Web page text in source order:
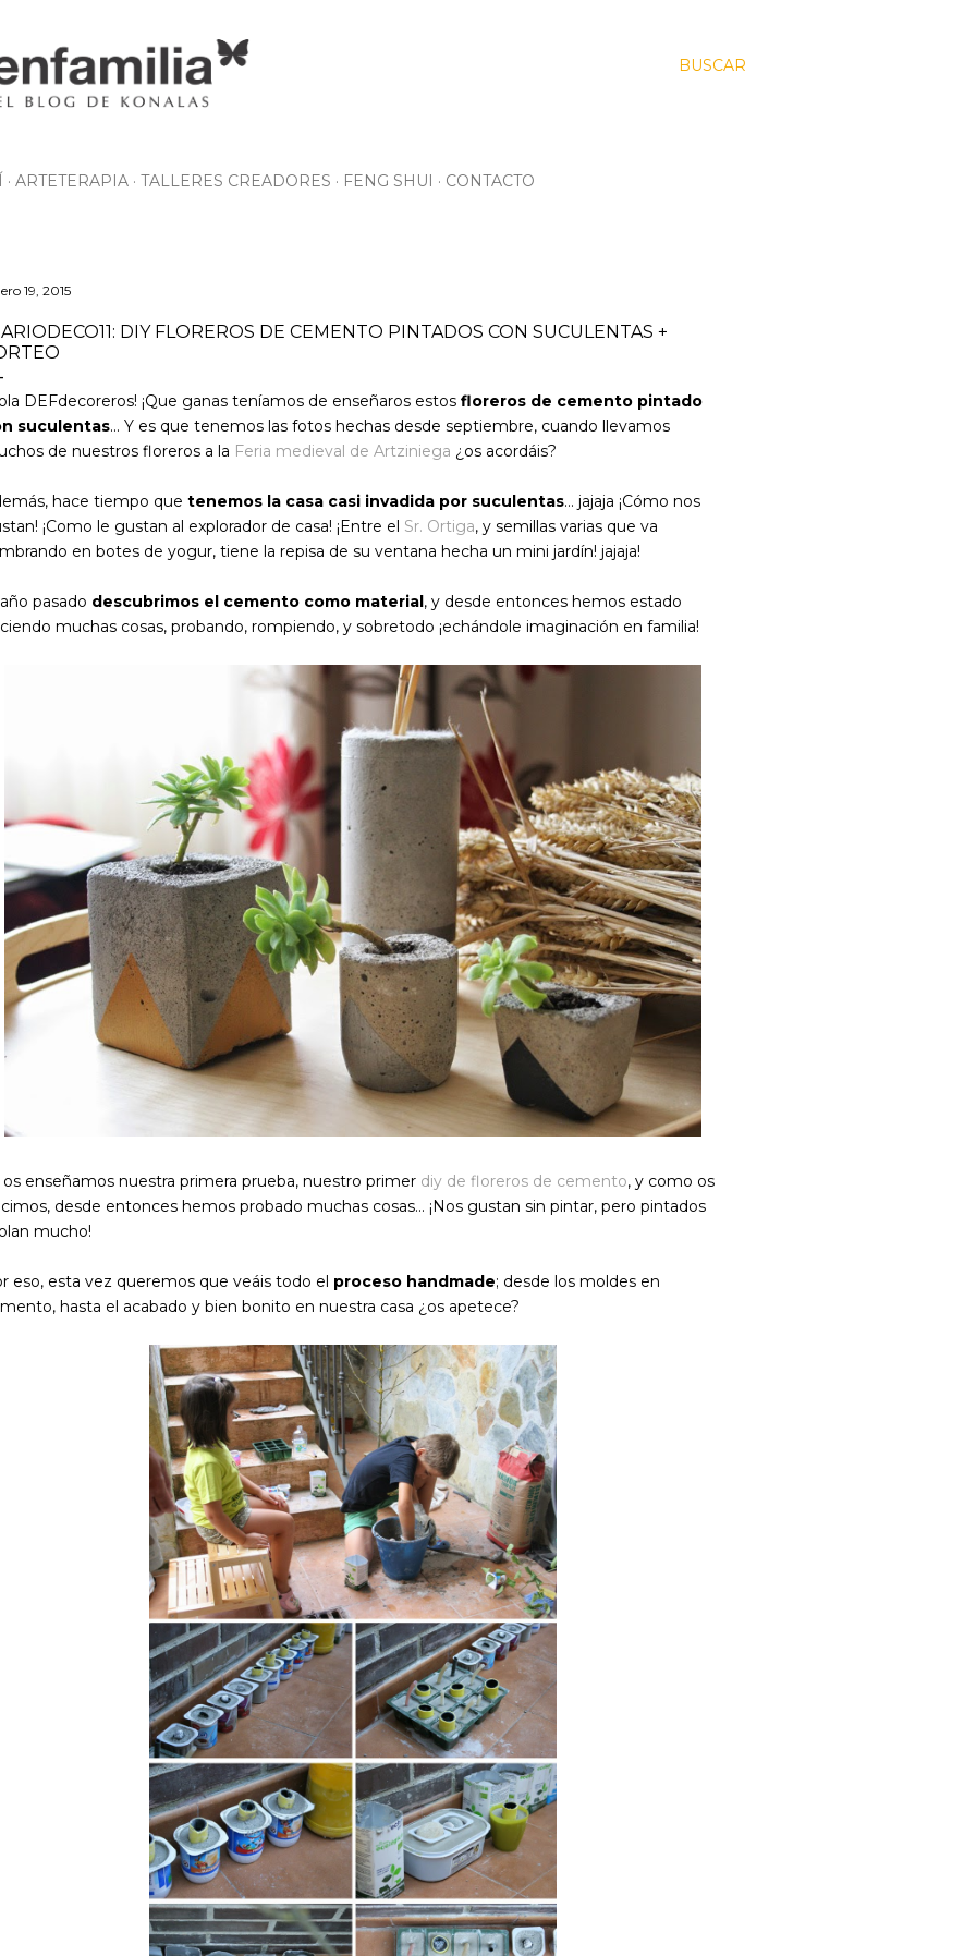
BUSCAR
ARTETERAPIA TALLERES CREADORES FENG SHUI CONTACTO
19, 2015
DIY FLOREROS DE CEMENTO PINTADOS CON SUCULENTAS +
DEFdecoreros! ¡Que ganas teníamos de enseñaros estos floreros de cemento pintado
suculentas... Y es que tenemos las fotos hechas desde septiembre, cuando llevamos
de nuestros floreros a la Feria medieval de Artziniega ¿os acordáis?
hace tiempo que tenemos la casa casi invadida por suculentas... jajaja ¡Cómo nos
¡Como le gustan al explorador de casa! ¡Entre el Sr. Ortiga, y semillas varias que va
en botes de yogur, tiene la repisa de su ventana hecha un mini jardín! jajaja!
pasado descubrimos el cemento como material, y desde entonces hemos estado
muchas cosas, probando, rompiendo, y sobretodo ¡echándole imaginación en familia!
os enseñamos nuestra primera prueba, nuestro primer diy de floreros de cemento, y como os
desde entonces hemos probado muchas cosas... ¡Nos gustan sin pintar, pero pintados
mucho!
eso, esta vez queremos que veáis todo el proceso handmade; desde los moldes en
hasta el acabado y bien bonito en nuestra casa ¿os apetece?